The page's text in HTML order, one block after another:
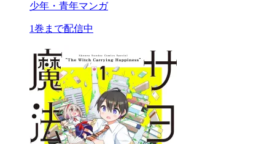
少年・青年マンガ
1巻まで配信中